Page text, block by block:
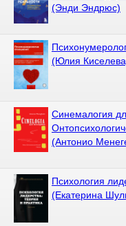
(Энди Эндрюс)
(Юлия
Синемалогия
(Антонио
Психология
(Екатерина